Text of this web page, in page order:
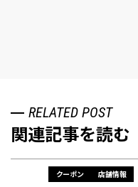
RELATED POST
関連記事を読む
クーポン 店舗情報